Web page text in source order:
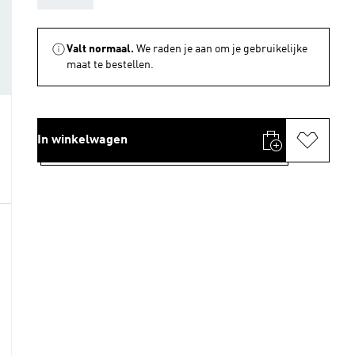
Valt normaal. We raden je aan om je gebruikelijke
maat te bestellen.
In winkelwagen